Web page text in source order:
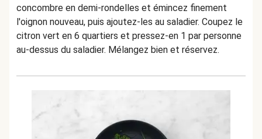
concombre en demi-rondelles et émincez finement
l'oignon nouveau, puis ajoutez-les au saladier. Coupez le
citron vert en 6 quartiers et pressez-en 1 par personne
au-dessus du saladier. Mélangez bien et réservez.